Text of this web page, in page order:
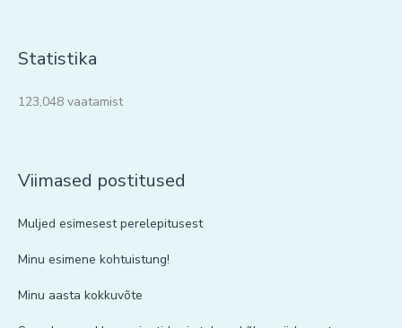
Statistika
123,048 vaatamist
Viimased postitused
Muljed esimesest perelepitusest
Minu esimene kohtuistung!
Minu aasta kokkuvõte